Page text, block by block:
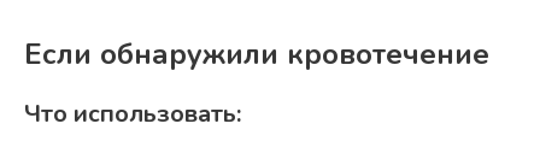
Если обнаружили кровотечение
Что использовать: